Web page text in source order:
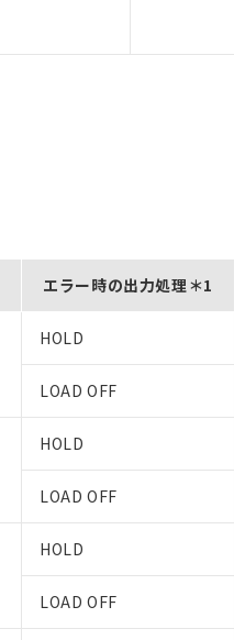
エラー時の出力処理＊1
HOLD
LOAD OFF
HOLD
LOAD OFF
HOLD
LOAD OFF